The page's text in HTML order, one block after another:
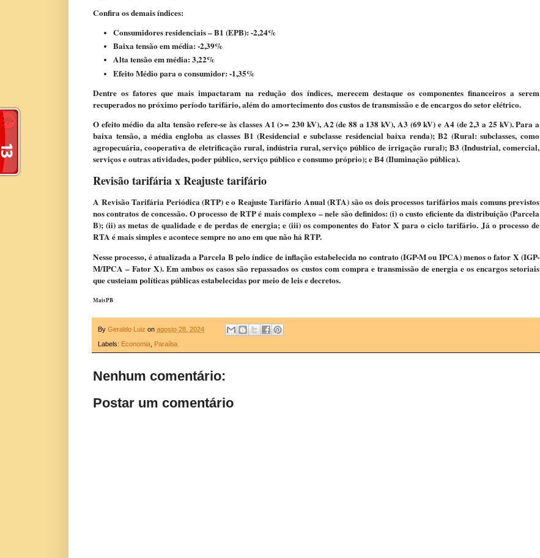
Confira os demais índices:
Consumidores residenciais – B1 (EPB): -2,24%
Baixa tensão em média: -2,39%
Alta tensão em média: 3,22%
Efeito Médio para o consumidor: -1,35%
Dentre os fatores que mais impactaram na redução dos índices, merecem destaque os componentes financeiros a serem
recuperados no próximo período tarifário, além do amortecimento dos custos de transmissão e de encargos do setor elétrico.
O efeito médio da alta tensão refere-se às classes A1 (>= 230 kV), A2 (de 88 a 138 kV), A3 (69 kV) e A4 (de 2,3 a 25 kV). Para a
baixa tensão, a média engloba as classes B1 (Residencial e subclasse residencial baixa renda); B2 (Rural: subclasses, como
agropecuária, cooperativa de eletrificação rural, indústria rural, serviço público de irrigação rural); B3 (Industrial, comercial,
serviços e outras atividades, poder público, serviço público e consumo próprio); e B4 (Iluminação pública).
Revisão tarifária x Reajuste tarifário
A Revisão Tarifária Periódica (RTP) e o Reajuste Tarifário Anual (RTA) são os dois processos tarifários mais comuns previstos
nos contratos de concessão. O processo de RTP é mais complexo – nele são definidos: (i) o custo eficiente da distribuição (Parcela
B); (ii) as metas de qualidade e de perdas de energia; e (iii) os componentes do Fator X para o ciclo tarifário. Já o processo de
RTA é mais simples e acontece sempre no ano em que não há RTP.
Nesse processo, é atualizada a Parcela B pelo índice de inflação estabelecida no contrato (IGP-M ou IPCA) menos o fator X (IGP-
M/IPCA – Fator X). Em ambos os casos são repassados os custos com compra e transmissão de energia e os encargos setoriais
que custeiam políticas públicas estabelecidas por meio de leis e decretos.
MaisPB
By Geraldo Luiz on agosto 28, 2024
Labels: Economia Paraíba
Nenhum comentário:
Postar um comentário